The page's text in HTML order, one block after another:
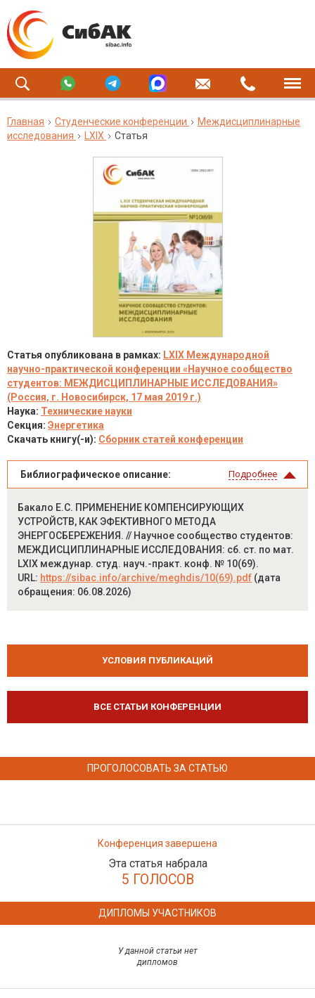
Главная Студенческие конференции
Междисциплинарные
исследования
LXIX Статья
Статья опубликована в рамках: LXIX Международной
научно-практической конференции «Научное сообщество
студентов: МЕЖДИСЦИПЛИНАРНЫЕ ИССЛЕДОВАНИЯ»
(Россия, г. Новосибирск, 17 мая 2019 г.)
Наука: Технические науки
Секция: Энергетика
Скачать книгу(-и): Сборник статей конференции
Библиографическое описание: Подробнее
Бакало Е.С. ПРИМЕНЕНИЕ КОМПЕНСИРУЮЩИХ
УСТРОЙСТВ, КАК ЭФЕКТИВНОГО МЕТОДА
ЭНЕРГОСБЕРЕЖЕНИЯ. // Научное сообщество студентов:
МЕЖДИСЦИПЛИНАРНЫЕ ИССЛЕДОВАНИЯ: сб. ст. по мат.
LXIX междунар. студ. науч.-практ. конф. № 10(69).
URL: https://sibac.info/archive/meghdis/10(69).pdf (дата
обращения: 06.08.2026)
УСЛОВИЯ ПУБЛИКАЦИЙ
ВСЕ СТАТЬИ КОНФЕРЕНЦИИ
ПРОГОЛОСОВАТЬ ЗА СТАТЬЮ
Конференция завершена
Эта статья набрала
5 ГОЛОСОВ
ДИПЛОМЫ УЧАСТНИКОВ
У данной статьи нет
дипломов